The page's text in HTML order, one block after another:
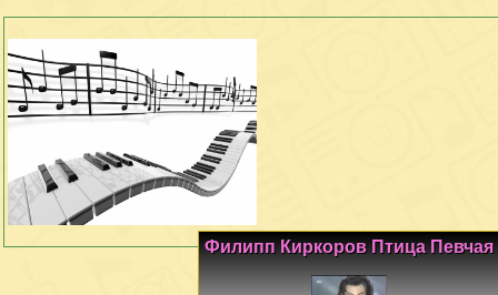
Филипп Киркоров Птица Певчая